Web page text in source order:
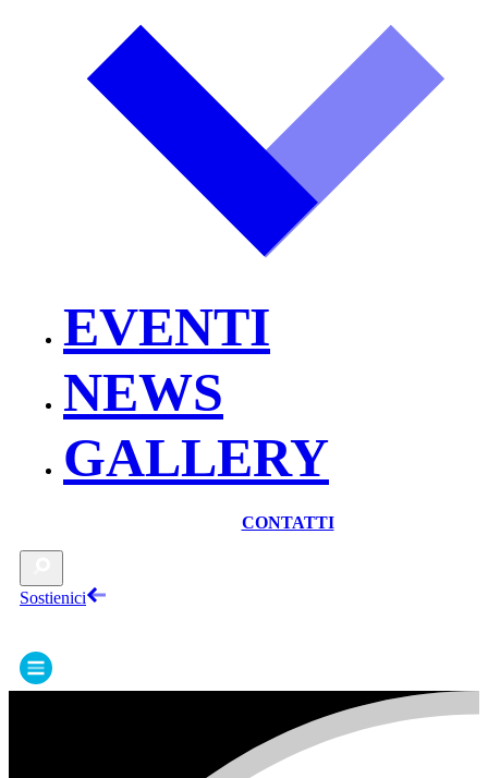
EVENTI
NEWS
GALLERY
CONTATTI
Sostienici